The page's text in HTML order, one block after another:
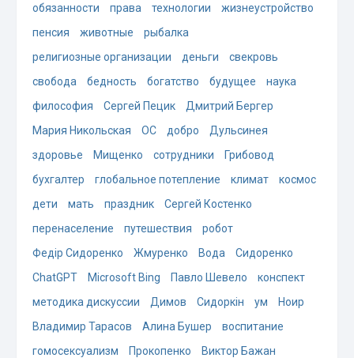
обязанности
права технологии
жизнеустройство
пенсия
животные
рыбалка
религиозные организации
деньги
свекровь
свобода
бедность богатство будущее
наука
философия
Сергей Пецик
Дмитрий Бергер
Мария Никольская
ОС добро
Дульсинея
здоровье
Мищенко сотрудники
Грибовод
бухгалтер
глобальное потепление климат
космос
дети
мать праздник
Сергей Костенко
перенаселение
путешествия
робот
Федір Сидоренко
Жмуренко Вода
Сидоренко
ChatGPT
Microsoft Bing Павло Шевело
конспект
методика дискуссии
Димов Сидоркін ум
Ноир
Владимир Тарасов
Алина Бушер
воспитание
гомосексуализм
Прокопенко
Виктор Бажан